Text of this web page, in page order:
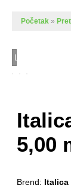
Početak »
Loading...
5,00
Brend: Italica